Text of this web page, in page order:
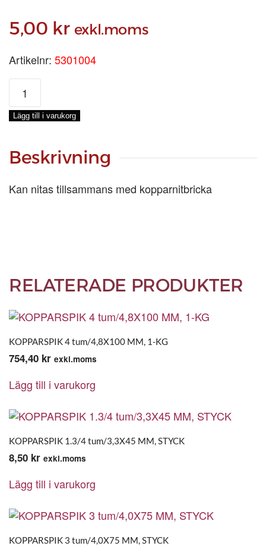
5,00 kr exkl.moms
Artikelnr: 5301004
KOPPARSPIK
1.1/2
tum/2,7X38
MM,
mängd
Lägg till i varukorg
Beskrivning
Kan nitas tillsammans med kopparnitbricka
RELATERADE PRODUKTER
KOPPARSPIK 4 tum/4,8X100 MM, 1-KG
754,40 kr exkl.moms
Lägg till i varukorg
KOPPARSPIK 1.3/4 tum/3,3X45 MM, STYCK
8,50 kr exkl.moms
Lägg till i varukorg
KOPPARSPIK 3 tum/4,0X75 MM, STYCK